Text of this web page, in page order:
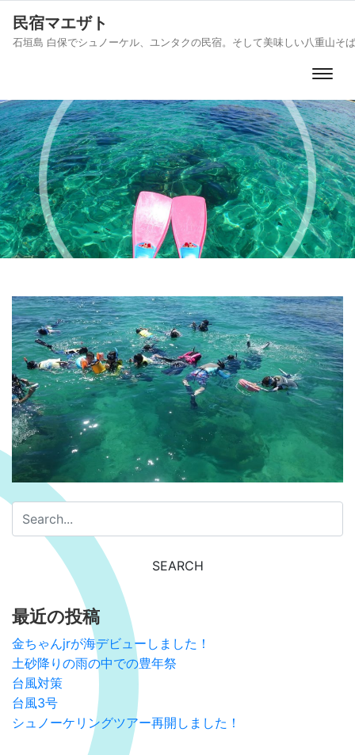
民宿マエザト
石垣島 白保でシュノーケル、ユンタクの民宿。そして美味しい八重山そ
最近の投稿
金ちゃんjrが海デビューしました！
土砂降りの雨の中での豊年祭
台風対策
台風3号
シュノーケリングツアー再開しました！